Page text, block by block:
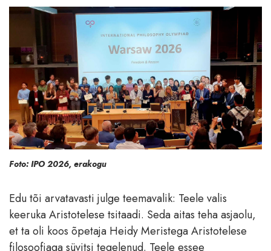
Foto: IPO 2026, erakogu
Edu tõi arvatavasti julge teemavalik: Teele valis
keeruka Aristotelese tsitaadi. Seda aitas teha asjaolu,
et ta oli koos õpetaja Heidy Meristega Aristotelese
filosoofiaga süvitsi tegelenud. Teele essee